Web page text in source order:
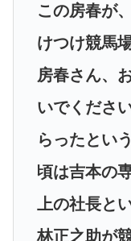
この房春が
けつけ競馬
房春さん、
いでくださ
らったとい
頃は吉本の
上の社長と
林正之助が